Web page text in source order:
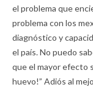
el problema que
problema con los
diagnóstico y
el país. No puedo
que el mayor efecto
huevo!” Adiós al